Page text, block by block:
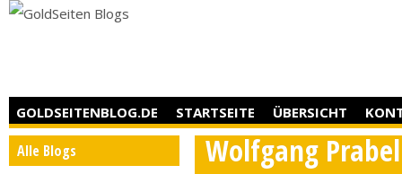
GOLDSEITENBLOG.DE STARTSEITE ÜBERSICHT
Alle Blogs Wolfgang Prabel